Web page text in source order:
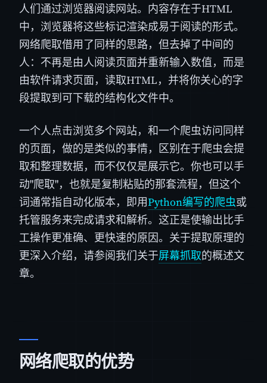
人们通过浏览器阅读网站。内容存在于HTML
中，浏览器将这些标记渲染成易于阅读的形式。
网络爬取借用了同样的思路，但去掉了中间的
人：不再是由人阅读页面并重新输入数值，而是
由软件请求页面，读取HTML，并将你关心的字
段提取到可下载的结构化文件中。
一个人点击浏览多个网站，和一个爬虫访问同样
的页面，做的是类似的事情，区别在于爬虫会提
取和整理数据，而不仅仅是展示它。你也可以手
动"爬取"，也就是复制粘贴的那套流程，但这个
词通常指自动化版本，即用Python编写的爬虫或
托管服务来完成请求和解析。这正是使输出比手
工操作更准确、更快速的原因。关于提取原理的
更深入介绍，请参阅我们关于屏幕抓取的概述文
章。
网络爬取的优势